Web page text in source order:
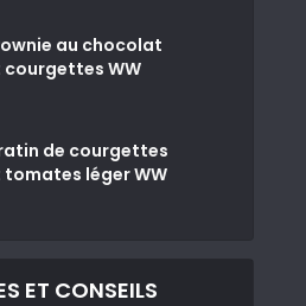
au chocolat
courgettes WW
de courgettes
tomates léger WW
ET CONSEILS